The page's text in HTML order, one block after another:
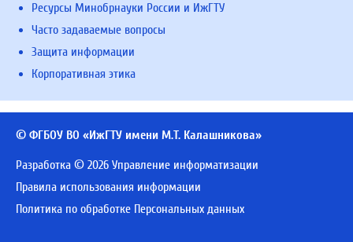
Ресурсы Минобрнауки России и ИжГТУ
Часто задаваемые вопросы
Защита информации
Корпоративная этика
© ФГБОУ ВО «ИжГТУ имени М.Т. Калашникова»
Разработка © 2026 Управление информатизации
Правила использования информации
Политика по обработке Персональных данных